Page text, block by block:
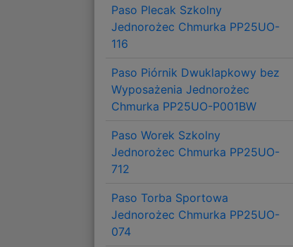
Paso Plecak Szkolny
Jednorożec Chmurka PP25UO-
116
Paso Piórnik Dwuklapkowy bez
Wyposażenia Jednorożec
Chmurka PP25UO-P001BW
Paso Worek Szkolny
Jednorożec Chmurka PP25UO-
712
Paso Torba Sportowa
Jednorożec Chmurka PP25UO-
074